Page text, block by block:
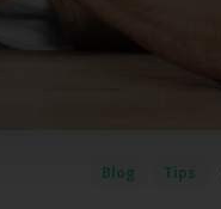
Blog Tips